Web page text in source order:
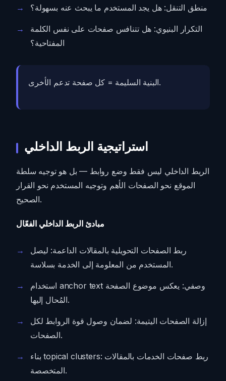
منطق التنقل: هل يجد المستخدم ما يبحث عنه بسهولة؟
التكرار البنيوي: هل تتنافس صفحات على نفس الكلمة
المفتاحية؟
البنية السليمة = كل صفحة تدعم الأخرى.
استراتيجية الربط الداخلي
الربط الداخلي ليس فقط وضع روابط — بل هو توجيه سلطة
الموقع نحو الصفحات الأهم وتوجيه المستخدم نحو القرار
الصحيح.
مبادئ الربط الداخلي الفعّال
ربط الصفحات التحويلية بالمقالات الداعمة: ليصل
المستخدم من المعلومة إلى الخدمة بسلاسة.
استخدام anchor text وصفي: يعكس موضوع الصفحة
المُحال إليها.
إزالة الصفحات اليتيمة: لضمان وصول قوة الروابط لكل
الصفحات.
بناء topical clusters: ربط صفحات الخدمات بالمقالات
المتخصصة.